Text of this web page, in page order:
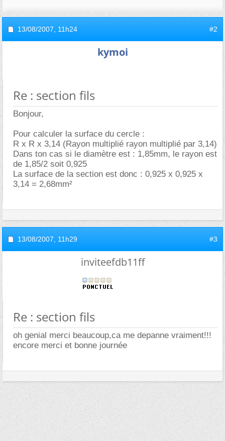
13/08/2007, 11h24 #2
kymoi
Re : section fils
Bonjour,
Pour calculer la surface du cercle :
R x R x 3,14 (Rayon multiplié rayon multiplié par 3,14)
Dans ton cas si le diamètre est : 1,85mm, le rayon est
de 1,85/2 soit 0,925
La surface de la section est donc : 0,925 x 0,925 x
3,14 = 2,68mm²
13/08/2007, 11h29 #3
inviteefdb11ff
Re : section fils
oh genial merci beaucoup,ca me depanne vraiment!!!
encore merci et bonne journée